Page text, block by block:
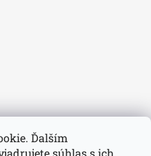
Ďalším
súhlas s ich